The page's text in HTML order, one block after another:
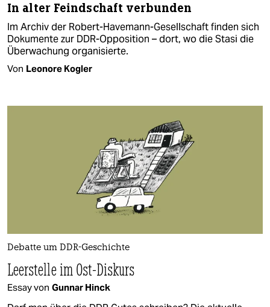
In alter Feindschaft verbunden
Im Archiv der Robert-Havemann-Gesellschaft finden sich
Dokumente zur DDR-Opposition – dort, wo die Stasi die
Überwachung organisierte.
Von Leonore Kogler
Debatte um DDR-Geschichte
Leerstelle im Ost-Diskurs
Essay von Gunnar Hinck